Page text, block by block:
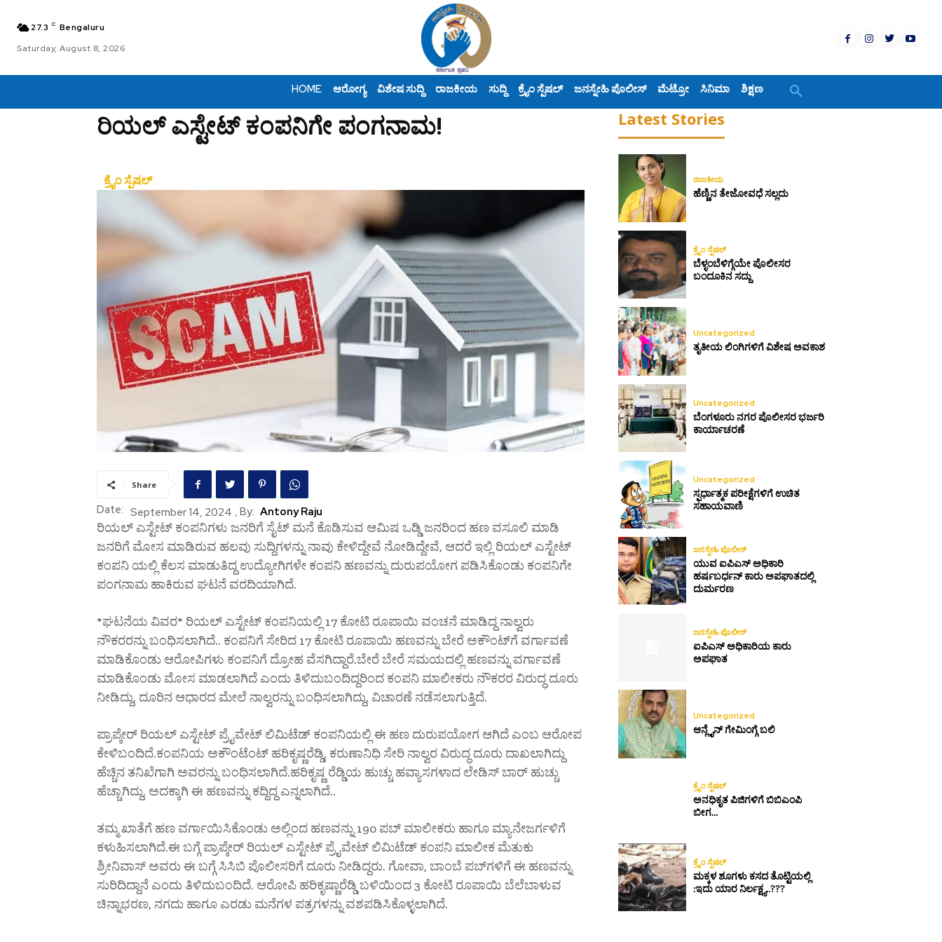
27.3 C Bengaluru
Saturday, August 8, 2026
HOME ಆರೋಗ್ಯ ವಿಶೇಷ ಸುದ್ದಿ ರಾಜಕೀಯ ಸುದ್ದಿ ಕ್ರೈಂ ಸ್ಪೆಷಲ್ ಜನಸ್ನೇಹಿ ಪೊಲೀಸ್ ಮೆಟ್ರೋ ಸಿನಿಮಾ ಶಿಕ್ಷಣ
ರಿಯಲ್ ಎಸ್ಟೇಟ್ ಕಂಪನಿಗೇ ಪಂಗನಾಮ!
ಕ್ರೈಂ ಸ್ಪೆಷಲ್
Share
Date: September 14, 2024 , By: Antony Raju
ರಿಯಲ್ ಎಸ್ಟೇಟ್ ಕಂಪನಿಗಳು ಜನರಿಗೆ ಸೈಟ್ ಮನೆ ಕೊಡಿಸುವ ಆಮಿಷ ಒಡ್ಡಿ ಜನರಿಂದ ಹಣ ವಸೂಲಿ ಮಾಡಿ
ಜನರಿಗೆ ಮೋಸ ಮಾಡಿರುವ ಹಲವು ಸುದ್ದಿಗಳನ್ನು ನಾವು ಕೇಳಿದ್ದೇವೆ ನೋಡಿದ್ದೇವೆ, ಆದರೆ ಇಲ್ಲಿ ರಿಯಲ್ ಎಸ್ಟೇಟ್
ಕಂಪನಿ ಯಲ್ಲಿ ಕೆಲಸ ಮಾಡುತಿದ್ದ ಉದ್ಯೋಗಿಗಳೇ ಕಂಪನಿ ಹಣವನ್ನು ದುರುಪಯೋಗ ಪಡಿಸಿಕೊಂಡು ಕಂಪನಿಗೇ
ಪಂಗನಾಮ ಹಾಕಿರುವ ಘಟನೆ ವರದಿಯಾಗಿದೆ.
*ಘಟನೆಯ ವಿವರ* ರಿಯಲ್‌ ಎಸ್ಟೇಟ್‌ ಕಂಪನಿಯಲ್ಲಿ 17 ಕೋಟಿ ರೂಪಾಯಿ ವಂಚನೆ ಮಾಡಿದ್ದ ನಾಲ್ವರು
ನೌಕರರನ್ನು ಬಂಧಿಸಲಾಗಿದೆ.. ಕಂಪನಿಗೆ ಸೇರಿದ 17 ಕೋಟಿ ರೂಪಾಯಿ ಹಣವನ್ನು ಬೇರೆ ಅಕೌಂಟ್‌ಗೆ ವರ್ಗಾವಣೆ
ಮಾಡಿಕೊಂಡು ಆರೋಪಿಗಳು ಕಂಪನಿಗೆ ದ್ರೋಹ ವೆಸಗಿದ್ದಾರೆ.ಬೇರೆ ಬೇರೆ ಸಮಯದಲ್ಲಿ ಹಣವನ್ನು ವರ್ಗಾವಣೆ
ಮಾಡಿಕೊಂಡು ಮೋಸ ಮಾಡಲಾಗಿದೆ ಎಂದು ತಿಳಿದುಬಂದಿದ್ದರಿಂದ ಕಂಪನಿ ಮಾಲೀಕರು ನೌಕರರ ವಿರುದ್ಧ ದೂರು
ನೀಡಿದ್ದು, ದೂರಿನ ಆಧಾರದ ಮೇಲೆ ನಾಲ್ವರನ್ನು ಬಂಧಿಸಲಾಗಿದ್ದು, ವಿಚಾರಣೆ ನಡೆಸಲಾಗುತ್ತಿದೆ.
ಪ್ರಾಪ್ಕೇರ್‌ ರಿಯಲ್‌ ಎಸ್ಟೇಟ್‌ ಪ್ರೈವೇಟ್‌ ಲಿಮಿಟೆಡ್‌ ಕಂಪನಿಯಲ್ಲಿ ಈ ಹಣ ದುರುಪಯೋಗ ಆಗಿದೆ ಎಂಬ ಆರೋಪ
ಕೇಳಿಬಂದಿದೆ.ಕಂಪನಿಯ ಅಕೌಂಟೆಂಟ್‌ ಹರಿಕೃಷ್ಣರೆಡ್ಡಿ, ಕರುಣಾನಿಧಿ ಸೇರಿ ನಾಲ್ವರ ವಿರುದ್ಧ ದೂರು ದಾಖಲಾಗಿದ್ದು
ಹೆಚ್ಚಿನ ತನಿಖೆಗಾಗಿ ಅವರನ್ನು ಬಂಧಿಸಲಾಗಿದೆ.ಹರಿಕೃಷ್ಣ ರೆಡ್ಡಿಯ ಹುಚ್ಚು ಹವ್ಯಾಸಗಳಾದ ಲೇಡಿಸ್ ಬಾರ್ ಹುಚ್ಚು
ಹೆಚ್ಚಾಗಿದ್ದು, ಅದಕ್ಕಾಗಿ ಈ ಹಣವನ್ನು ಕದ್ದಿದ್ದ ಎನ್ನಲಾಗಿದೆ..
ತಮ್ಮ ಖಾತೆಗೆ ಹಣ ವರ್ಗಾಯಿಸಿಕೊಂಡು ಅಲ್ಲಿಂದ ಹಣವನ್ನು 190 ಪಬ್ ಮಾಲೀಕರು ಹಾಗೂ ಮ್ಯಾನೇಜರ್ಗಳಿಗೆ
ಕಳುಹಿಸಲಾಗಿದೆ.ಈ ಬಗ್ಗೆ ಪ್ರಾಪ್ಕೇರ್ ರಿಯಲ್ ಎಸ್ಟೇಟ್ ಪ್ರೈವೇಟ್ ಲಿಮಿಟೆಡ್ ಕಂಪನಿ ಮಾಲೀಕ ಮೆತುಕು
ಶ್ರೀನಿವಾಸ್‌ ಅವರು ಈ ಬಗ್ಗೆ ಸಿಸಿಬಿ ಪೊಲೀಸರಿಗೆ ದೂರು ನೀಡಿದ್ದರು. ಗೋವಾ, ಬಾಂಬೆ ಪಬ್‌ಗಳಿಗೆ ಈ ಹಣವನ್ನು
ಸುರಿದಿದ್ದಾನೆ ಎಂದು ತಿಳಿದುಬಂದಿದೆ. ಆರೋಪಿ ಹರಿಕೃಷ್ಣಾರೆಡ್ಡಿ ಬಳಿಯಿಂದ 3 ಕೋಟಿ ರೂಪಾಯಿ ಬೆಲೆಬಾಳುವ
ಚಿನ್ನಾಭರಣ, ನಗದು ಹಾಗೂ ಎರಡು ಮನೆಗಳ ಪತ್ರಗಳನ್ನು ವಶಪಡಿಸಿಕೊಳ್ಳಲಾಗಿದೆ.
Latest Stories
ರಾಜಕೀಯ
ಹೆಣ್ಣಿನ ತೇಜೋವಧೆ ಸಲ್ಲದು
ಕ್ರೈಂ ಸ್ಪೆಷಲ್
ಬೆಳ್ಳಂಬೆಳಿಗ್ಗೆಯೇ ಪೊಲೀಸರ
ಬಂದೂಕಿನ ಸದ್ದು
Uncategorized
ತೃತೀಯ ಲಿಂಗಿಗಳಿಗೆ ವಿಶೇಷ ಅವಕಾಶ
Uncategorized
ಬೆಂಗಳೂರು ನಗರ ಪೊಲೀಸರ ಭರ್ಜರಿ
ಕಾರ್ಯಾಚರಣೆ
Uncategorized
ಸ್ಪರ್ಧಾತ್ಮಕ ಪರೀಕ್ಷೆಗಳಿಗೆ ಉಚಿತ
ಸಹಾಯವಾಣಿ
ಜನಸ್ನೇಹಿ ಪೊಲೀಸ್
ಯುವ ಐಪಿಎಸ್ ಅಧಿಕಾರಿ
ಹರ್ಷಬರ್ಧನ್ ಕಾರು ಅಪಘಾತದಲ್ಲಿ
ದುರ್ಮರಣ
ಜನಸ್ನೇಹಿ ಪೊಲೀಸ್
ಐಪಿಎಸ್ ಅಧಿಕಾರಿಯ ಕಾರು
ಅಪಘಾತ
Uncategorized
ಆನ್ಲೈನ್ ಗೇಮಿಂಗ್ಗೆ ಬಲಿ
ಕ್ರೈಂ ಸ್ಪೆಷಲ್
ಅನಧಿಕೃತ ಪಿಜಿಗಳಿಗೆ ಬಿಬಿಎಂಪಿ
ಬೀಗ…
ಕ್ರೈಂ ಸ್ಪೆಷಲ್
ಮಕ್ಕಳ ಶೂಗಳು ಕಸದ ತೊಟ್ಟಿಯಲ್ಲಿ
:ಇದು ಯಾರ ನಿರ್ಲಕ್ಷ್ಯ..???